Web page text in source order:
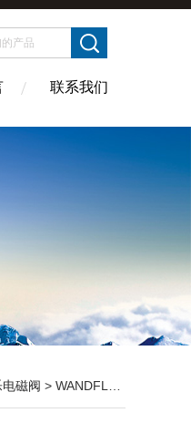
联系我们
磁阀 > WANDFLUH AS22101A-G24万福乐电磁阀